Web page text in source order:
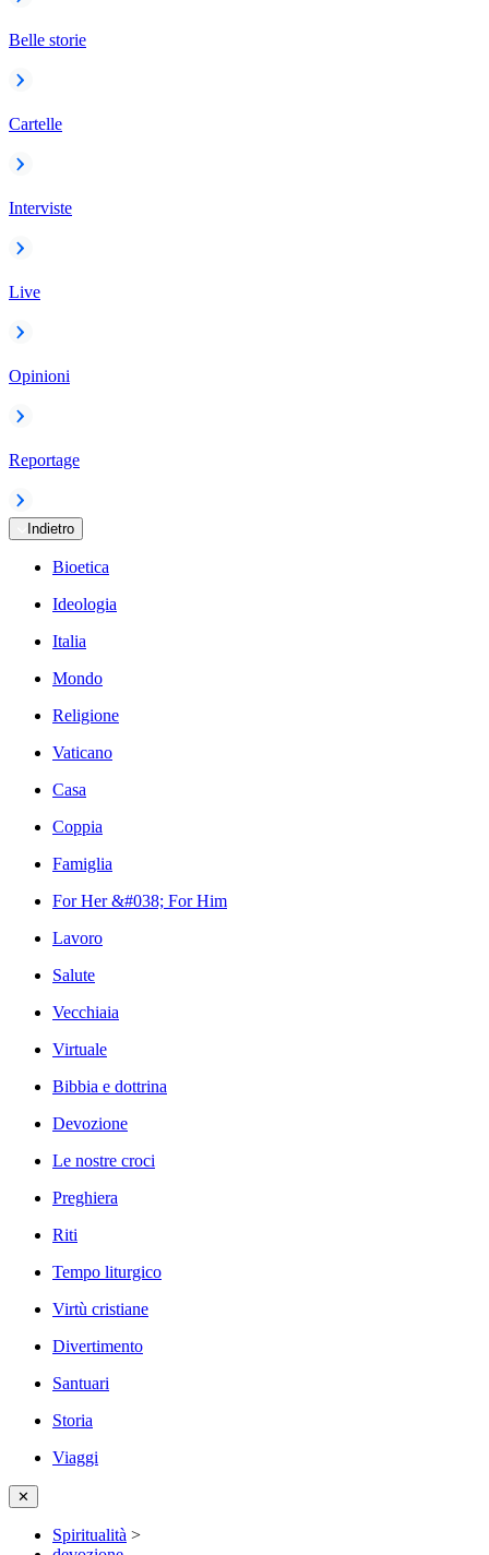
Belle storie
Cartelle
Interviste
Live
Opinioni
Reportage
Indietro
Bioetica
Ideologia
Italia
Mondo
Religione
Vaticano
Casa
Coppia
Famiglia
For Her &#038; For Him
Lavoro
Salute
Vecchiaia
Virtuale
Bibbia e dottrina
Devozione
Le nostre croci
Preghiera
Riti
Tempo liturgico
Virtù cristiane
Divertimento
Santuari
Storia
Viaggi
✕
Spiritualità >